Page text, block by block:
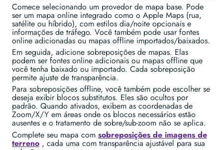
Comece selecionando um provedor de mapa base. Pode
ser um mapa online integrado como o Apple Maps (rua,
satélite ou híbrido), com estilos dia/noite opcionais e
informações de tráfego. Você também pode usar fontes
online adicionadas ou mapas offline importados/baixados.
Em seguida, adicione sobreposições de mapas. Elas
podem ser fontes online adicionais ou mapas offline que
você tenha baixado ou importado. Cada sobreposição
permite ajuste de transparência.
Para sobreposições offline, você também pode escolher se
deseja exibir blocos substitutos. Eles são ocultos por
padrão. Quando ativados, exibem as coordenadas de
Zoom/X/Y em áreas onde os blocos necessários estão
ausentes e o tratamento de sobre/sub-zoom não se aplica.
Complete seu mapa com sobreposições de imagens de
terreno , cada uma com transparência ajustável para sua